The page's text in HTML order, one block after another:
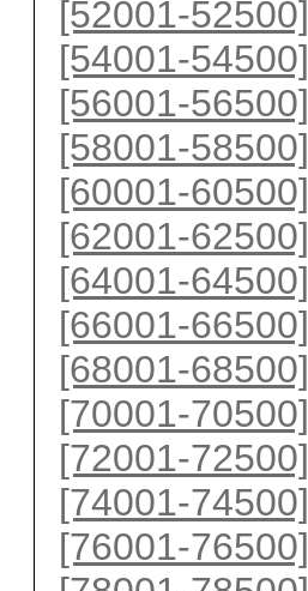
[52001-52500]
[54001-54500]
[56001-56500]
[58001-58500]
[60001-60500]
[62001-62500]
[64001-64500]
[66001-66500]
[68001-68500]
[70001-70500]
[72001-72500]
[74001-74500]
[76001-76500]